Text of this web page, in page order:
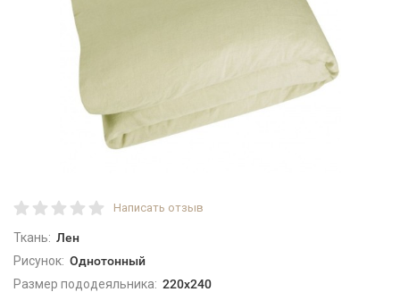
Написать отзыв
Ткань: Лен
Рисунок: Однотонный
Размер пододеяльника: 220x240